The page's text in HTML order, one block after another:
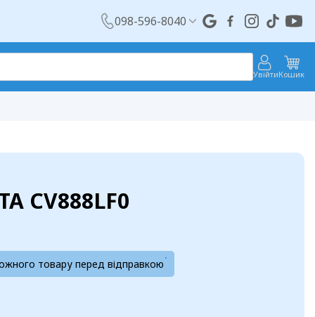
098-596-8040
УвійтиКошик
CV888LF0
товару перед відправкою